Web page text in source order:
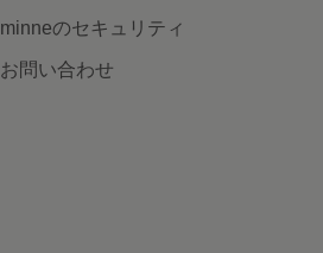
minneのセキュリティ
お問い合わせ